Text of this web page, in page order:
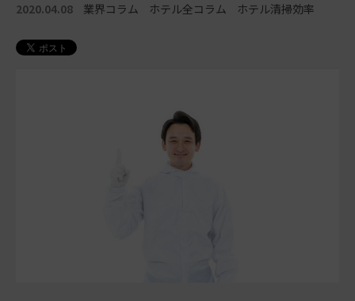
2020.04.08 業界コラム ホテル全コラム ホテル清掃効率